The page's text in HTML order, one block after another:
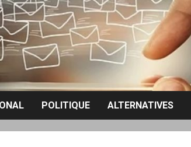
POLITIQUE ALTERNATIVES